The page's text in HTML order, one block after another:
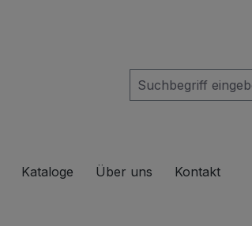
Dropdown der Kategorie Produkte
Kataloge Über uns Kontakt